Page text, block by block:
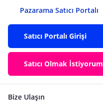
Pazarama Satıcı Portalı
Satıcı Portalı Girişi
Satıcı Olmak İstiyorum
Bize Ulaşın